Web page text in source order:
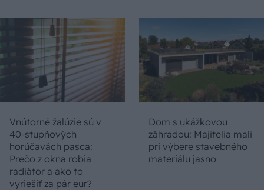
Vnútorné žalúzie sú v
40-stupňových
horúčavách pasca:
Prečo z okna robia
radiátor a ako to
vyriešiť za pár eur?
Dom s ukážkovou
záhradou: Majitelia mali
pri výbere stavebného
materiálu jasno